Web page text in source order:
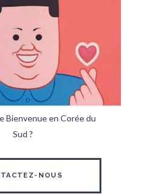
Bienvenue en Corée du
Sud ?
NOUS